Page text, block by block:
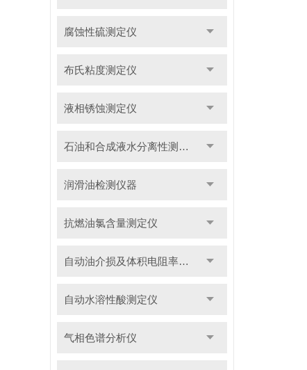
腐蚀性硫测定仪
布氏粘度测定仪
液相锈蚀测定仪
石油和合成液水分离性测定仪
润滑油检测仪器
抗燃油氯含量测定仪
自动油介损及体积电阻率测定仪
自动水溶性酸测定仪
气相色谱分析仪